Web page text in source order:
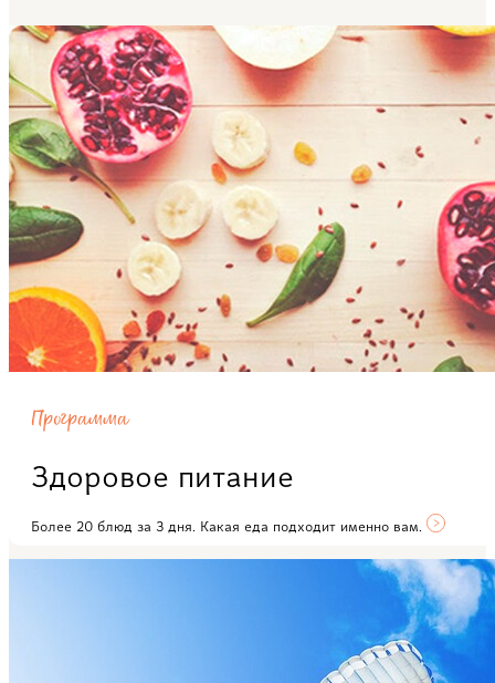
Программа
Здоровое питание
Более 20 блюд за 3 дня. Какая еда подходит именно вам.